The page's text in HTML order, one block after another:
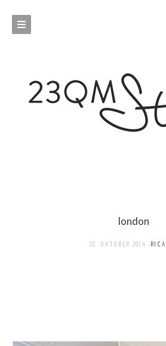
london
22. OKTOBER 2014